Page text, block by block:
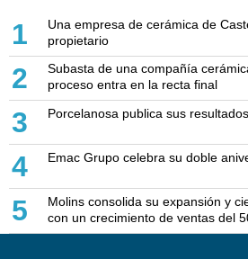
1
Una empresa de cerámica de
propietario
2
Subasta de una compañía
proceso entra en la recta final
3 Porcelanosa publica sus
4 Emac Grupo celebra su doble
5
Molins consolida su expansión y
con un crecimiento de ventas del